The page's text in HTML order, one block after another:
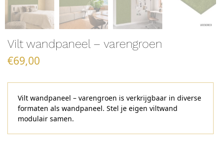
Vilt wandpaneel – varengroen
€69,00
Vilt wandpaneel – varengroen is verkrijgbaar in diverse
formaten als wandpaneel. Stel je eigen viltwand
modulair samen.